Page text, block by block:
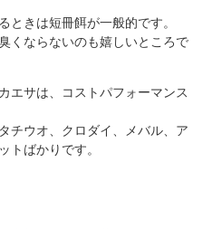
ときは短冊餌が一般的です。
くならないのも嬉しいところで
エサは、コストパフォーマンス
チウオ、クロダイ、メバル、ア
トばかりです。